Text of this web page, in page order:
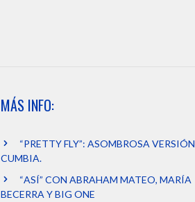
MÁS INFO:
“PRETTY FLY”: ASOMBROSA VERSIÓN
CUMBIA.
“ASÍ” CON ABRAHAM MATEO, MARÍA
BECERRA Y BIG ONE